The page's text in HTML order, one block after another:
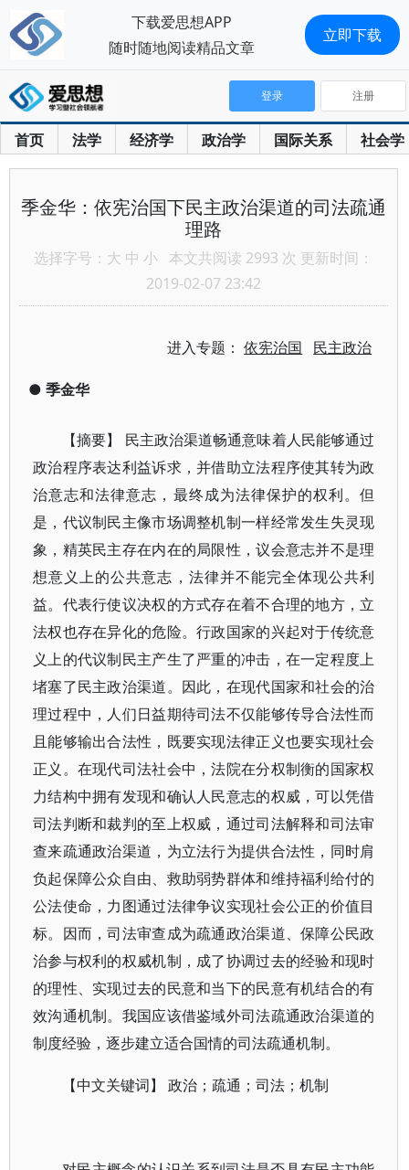
首页 法学 经济学 政治学 国际关系 社会学
登录 注册
季金华：依宪治国下民主政治渠道的司法疏通
理路
选择字号： 大 中 小 本文共阅读 2993 次 更新时间：
2019-02-07 23:42
进入专题：依宪治国 民主政治
● 季金华
【摘要】 民主政治渠道畅通意味着人民能够通过
政治程序表达利益诉求，并借助立法程序使其转为政
治意志和法律意志，最终成为法律保护的权利。但
是，代议制民主像市场调整机制一样经常发生失灵现
象，精英民主存在内在的局限性，议会意志并不是理
想意义上的公共意志，法律并不能完全体现公共利
益。代表行使议决权的方式存在着不合理的地方，立
法权也存在异化的危险。行政国家的兴起对于传统意
义上的代议制民主产生了严重的冲击，在一定程度上
堵塞了民主政治渠道。因此，在现代国家和社会的治
理过程中，人们日益期待司法不仅能够传导合法性而
且能够输出合法性，既要实现法律正义也要实现社会
正义。在现代司法社会中，法院在分权制衡的国家权
力结构中拥有发现和确认人民意志的权威，可以凭借
司法判断和裁判的至上权威，通过司法解释和司法审
查来疏通政治渠道，为立法行为提供合法性，同时肩
负起保障公众自由、救助弱势群体和维持福利给付的
公法使命，力图通过法律争议实现社会公正的价值目
标。因而，司法审查成为疏通政治渠道、保障公民政
治参与权利的权威机制，成了协调过去的经验和现时
的理性、实现过去的民意和当下的民意有机结合的有
效沟通机制。我国应该借鉴域外司法疏通政治渠道的
制度经验，逐步建立适合国情的司法疏通机制。
【中文关键词】 政治；疏通；司法；机制
下载爱思想APP
随时随地阅读精品文章
立即下载